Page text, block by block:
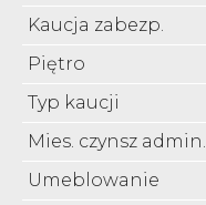
Kaucja zabezp.
Piętro
Typ kaucji
Mies. czynsz admin.
Umeblowanie